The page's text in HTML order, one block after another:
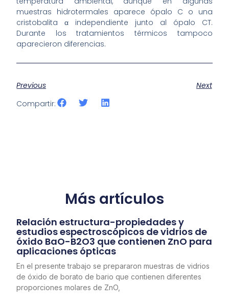
muestras hidrotermales aparece ópalo C o una
cristobalita α independiente junto al ópalo CT.
Durante los tratamientos térmicos tampoco
aparecieron diferencias.
Previous
Next
Compartir:
Más artículos
Relación estructura-propiedades y
estudios espectroscópicos de vidrios de
óxido BaO-B2O3 que contienen ZnO para
aplicaciones ópticas
En el presente trabajo se prepararon muestras de vidrios
de óxido de borato de bario que contienen diferentes
proporciones molares de ZnO,